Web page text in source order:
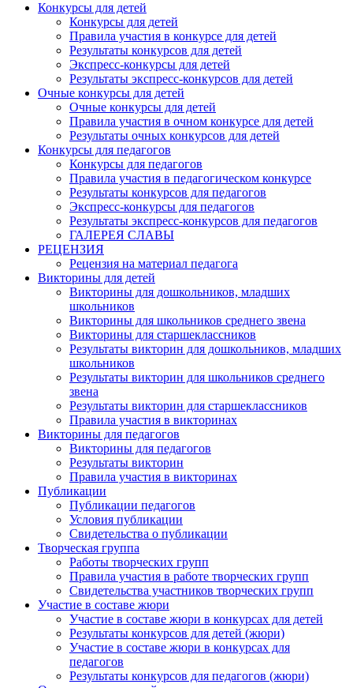
Конкурсы для детей
Конкурсы для детей
Правила участия в конкурсе для детей
Результаты конкурсов для детей
Экспресс-конкурсы для детей
Результаты экспресс-конкурсов для детей
Очные конкурсы для детей
Очные конкурсы для детей
Правила участия в очном конкурсе для детей
Результаты очных конкурсов для детей
Конкурсы для педагогов
Конкурсы для педагогов
Правила участия в педагогическом конкурсе
Результаты конкурсов для педагогов
Экспресс-конкурсы для педагогов
Результаты экспресс-конкурсов для педагогов
ГАЛЕРЕЯ СЛАВЫ
РЕЦЕНЗИЯ
Рецензия на материал педагога
Викторины для детей
Викторины для дошкольников, младших
школьников
Викторины для школьников среднего звена
Викторины для старшеклассников
Результаты викторин для дошкольников, младших
школьников
Результаты викторин для школьников среднего
звена
Результаты викторин для старшеклассников
Правила участия в викторинах
Викторины для педагогов
Викторины для педагогов
Результаты викторин
Правила участия в викторинах
Публикации
Публикации педагогов
Условия публикации
Свидетельства о публикации
Творческая группа
Работы творческих групп
Правила участия в работе творческих групп
Свидетельства участников творческих групп
Участие в составе жюри
Участие в составе жюри в конкурсах для детей
Результаты конкурсов для детей (жюри)
Участие в составе жюри в конкурсах для
педагогов
Результаты конкурсов для педагогов (жюри)